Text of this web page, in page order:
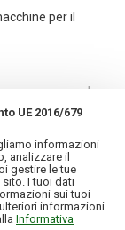
per il
UE 2016/679
informazioni
analizzare il
gestire le tue
I tuoi dati
sui tuoi
informazioni
Informativa